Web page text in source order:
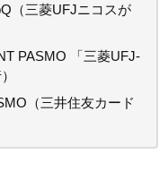
（三菱UFJニコスが
PASMO 「三菱UFJ-
（三井住友カード